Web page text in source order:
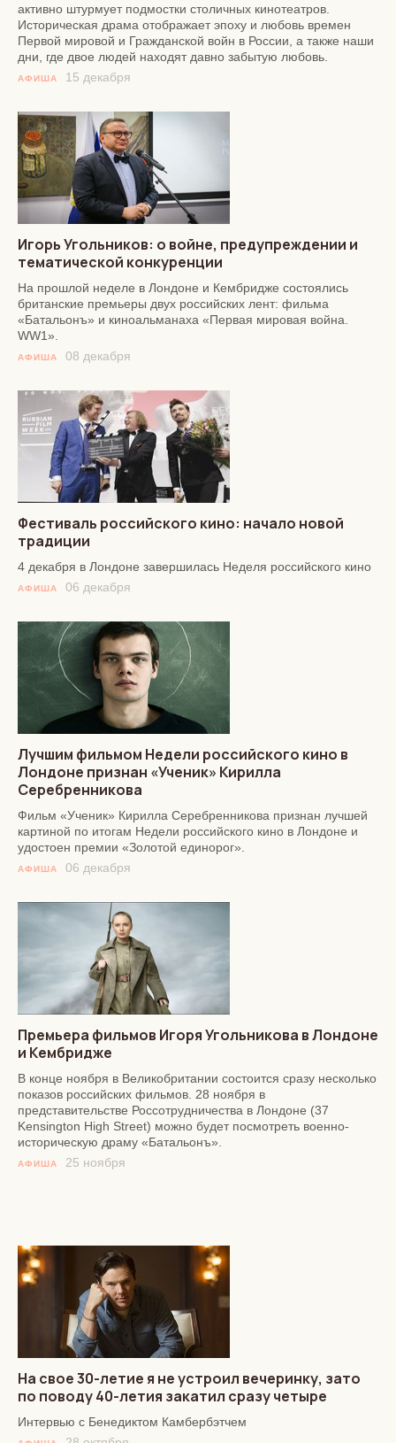
активно штурмует подмостки столичных кинотеатров.
Историческая драма отображает эпоху и любовь времен
Первой мировой и Гражданской войн в России, а также наши
дни, где двое людей находят давно забытую любовь.
АФИША 15 декабря
Игорь Угольников: о войне, предупреждении и
тематической конкуренции
На прошлой неделе в Лондоне и Кембридже состоялись
британские премьеры двух российских лент: фильма
«Батальонъ» и киноальманаха «Первая мировая война.
WW1».
АФИША 08 декабря
Фестиваль российского кино: начало новой
традиции
4 декабря в Лондоне завершилась Неделя российского кино
АФИША 06 декабря
Лучшим фильмом Недели российского кино в
Лондоне признан «Ученик» Кирилла
Серебренникова
Фильм «Ученик» Кирилла Серебренникова признан лучшей
картиной по итогам Недели российского кино в Лондоне и
удостоен премии «Золотой единорог».
АФИША 06 декабря
Премьера фильмов Игоря Угольникова в Лондоне
и Кембридже
В конце ноября в Великобритании состоится сразу несколько
показов российских фильмов. 28 ноября в
представительстве Россотрудничества в Лондоне (37
Kensington High Street) можно будет посмотреть военно-
историческую драму «Батальонъ».
АФИША 25 ноября
На свое 30-летие я не устроил вечеринку, зато
по поводу 40-летия закатил сразу четыре
Интервью с Бенедиктом Камбербэтчем